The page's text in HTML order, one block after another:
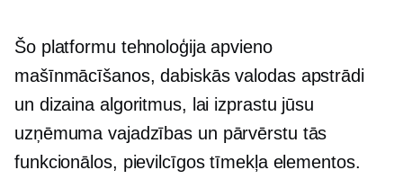
Šo platformu tehnoloģija apvieno
mašīnmācīšanos, dabiskās valodas apstrādi
un dizaina algoritmus, lai izprastu jūsu
uzņēmuma vajadzības un pārvērstu tās
funkcionālos, pievilcīgos tīmekļa elementos.